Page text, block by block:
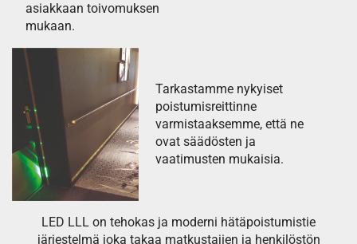
asiakkaan toivomuksen
mukaan.
Tarkastamme nykyiset
poistumisreittinne
varmistaaksemme, että ne
ovat säädösten ja
vaatimusten mukaisia.
LED LLL on tehokas ja moderni hätäpoistumistie
järjestelmä joka takaa matkustajien ja henkilöstön